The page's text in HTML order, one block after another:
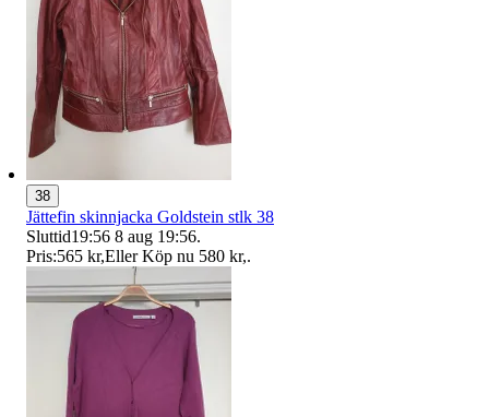
38
Jättefin skinnjacka Goldstein stlk 38
Sluttid19:56 8 aug 19:56.
Pris:565 kr,Eller Köp nu 580 kr,.